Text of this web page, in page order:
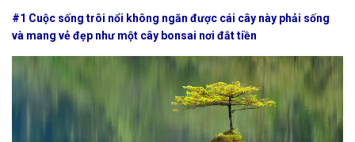
#1 Cuộc sống trôi nổi không ngăn được cái cây này phải sống
và mang vẻ đẹp như một cây bonsai nơi đắt tiền